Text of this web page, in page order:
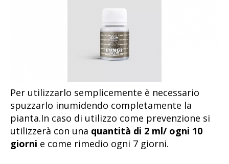
Per utilizzarlo semplicemente è necessario
spuzzarlo inumidendo completamente la
pianta.In caso di utilizzo come prevenzione si
utilizzerà con una quantità di 2 ml/ ogni 10
giorni e come rimedio ogni 7 giorni.